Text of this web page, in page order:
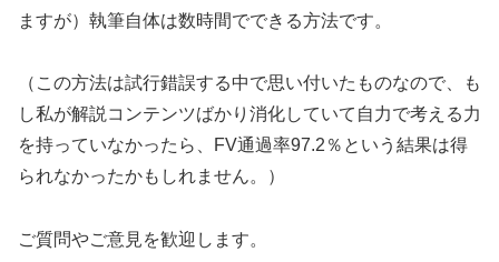
ますが）執筆自体は数時間でできる方法です。
（この方法は試行錯誤する中で思い付いたものなので、も
し私が解説コンテンツばかり消化していて自力で考える力
を持っていなかったら、FV通過率97.2％という結果は得
られなかったかもしれません。）
ご質問やご意見を歓迎します。